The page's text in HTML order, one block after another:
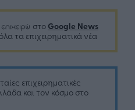
στο Google News
τα επιχειρηματικά νέα
επιχειρηματικές
και τον κόσμο στο